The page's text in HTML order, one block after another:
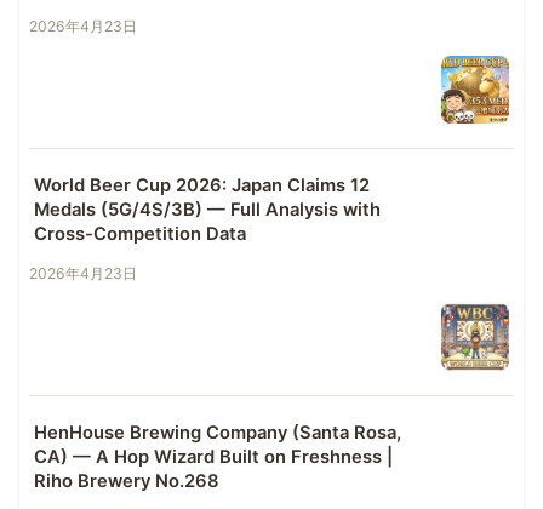
2026年4月23日
World Beer Cup 2026: Japan Claims 12
Medals (5G/4S/3B) — Full Analysis with
Cross-Competition Data
2026年4月23日
HenHouse Brewing Company (Santa Rosa,
CA) — A Hop Wizard Built on Freshness |
Riho Brewery No.268